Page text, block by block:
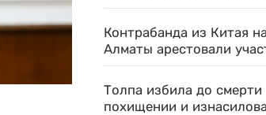
Контрабанда из Китая
Алматы арестовали
Толпа избила до смерти
похищении и